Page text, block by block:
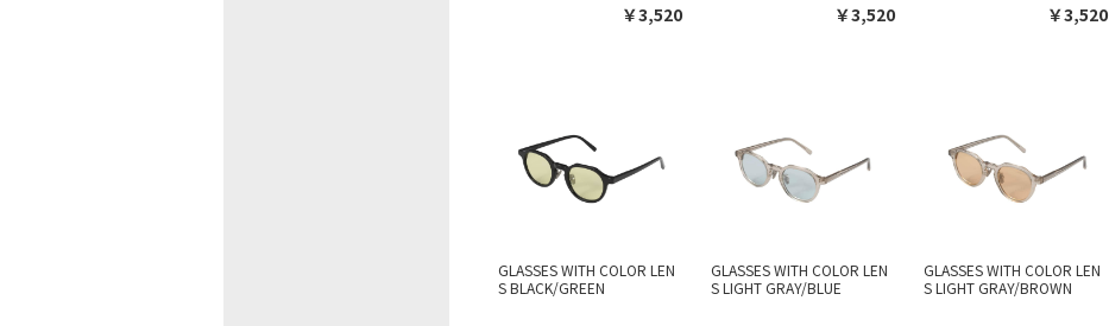
￥3,520 ￥3,520 ￥3,520
GLASSES WITH COLOR LEN
S BLACK/GREEN
GLASSES WITH COLOR LEN
S LIGHT GRAY/BLUE
GLASSES WITH COLOR LEN
S LIGHT GRAY/BROWN